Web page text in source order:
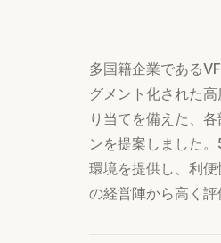
多国籍企業である
グメント化された
り当てを備えた、
ンを提案しました
環境を提供し、利
の経営陣から高く評